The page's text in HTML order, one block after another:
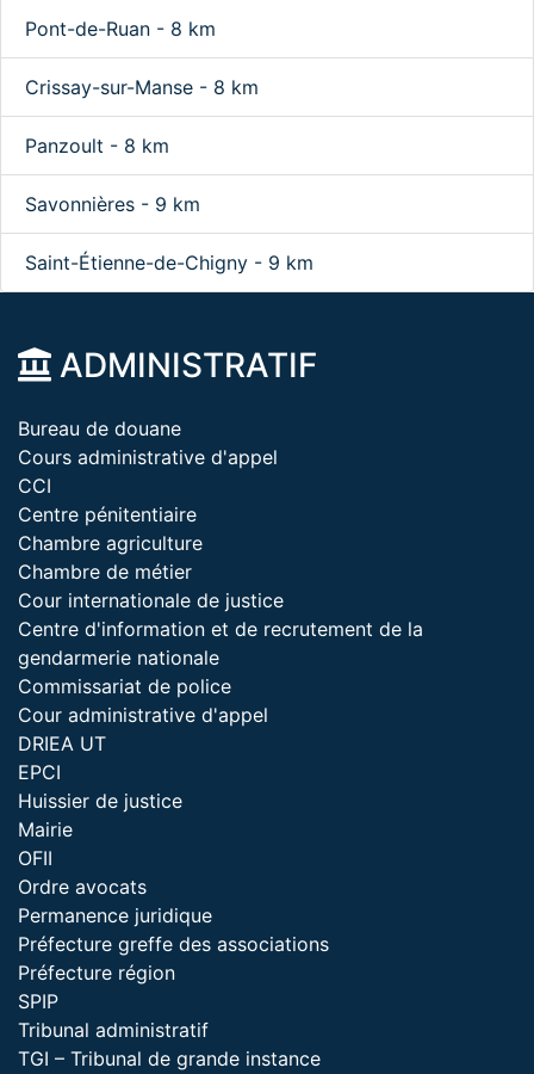
Pont-de-Ruan - 8 km
Crissay-sur-Manse - 8 km
Panzoult - 8 km
Savonnières - 9 km
Saint-Étienne-de-Chigny - 9 km
ADMINISTRATIF
Bureau de douane
Cours administrative d'appel
CCI
Centre pénitentiaire
Chambre agriculture
Chambre de métier
Cour internationale de justice
Centre d'information et de recrutement de la
gendarmerie nationale
Commissariat de police
Cour administrative d'appel
DRIEA UT
EPCI
Huissier de justice
Mairie
OFII
Ordre avocats
Permanence juridique
Préfecture greffe des associations
Préfecture région
SPIP
Tribunal administratif
TGI – Tribunal de grande instance